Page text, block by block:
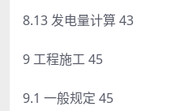
8.13 发电量计算 43
9 工程施工 45
9.1 一般规定 45